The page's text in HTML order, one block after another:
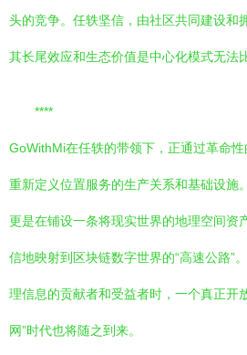
头的竞争。任轶坚信，由社区共同建设和
其长尾效应和生态价值是中心化模式无法
****
GoWithMi在任轶的带领下，正通过革命性
重新定义位置服务的生产关系和基础设施
更是在铺设一条将现实世界的地理空间资
信地映射到区块链数字世界的“高速公路”
理信息的贡献者和受益者时，一个真正开
网”时代也将随之到来。